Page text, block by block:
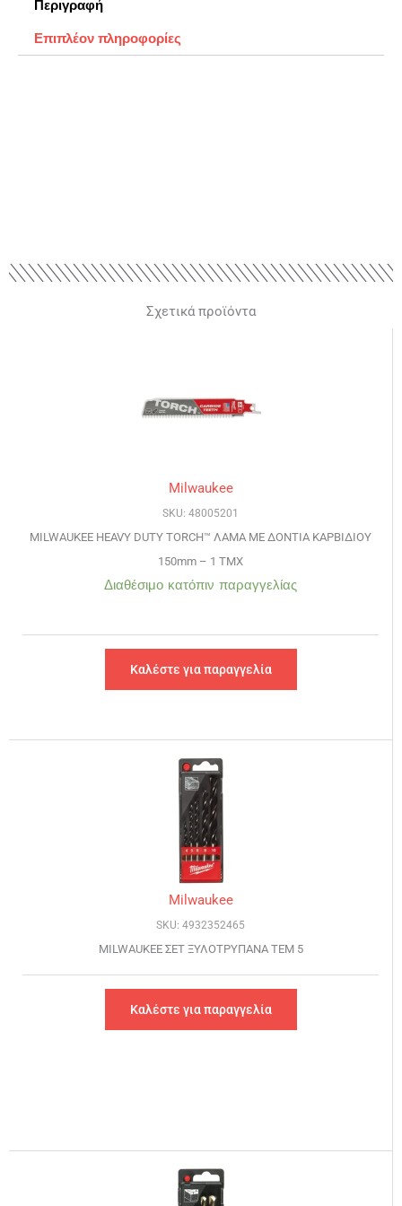
Περιγραφή
Επιπλέον πληροφορίες
Σχετικά προϊόντα
Milwaukee
SKU: 48005201
MILWAUKEE HEAVY DUTY TORCH™ ΛΑΜΑ ΜΕ ΔΟΝΤΙΑ ΚΑΡΒΙΔΙΟΥ
150mm – 1 TMX
Διαθέσιμο κατόπιν παραγγελίας
Καλέστε για παραγγελία
Milwaukee
SKU: 4932352465
MILWAUKEE ΣΕΤ ΞΥΛΟΤΡΥΠΑΝΑ ΤΕΜ 5
Καλέστε για παραγγελία